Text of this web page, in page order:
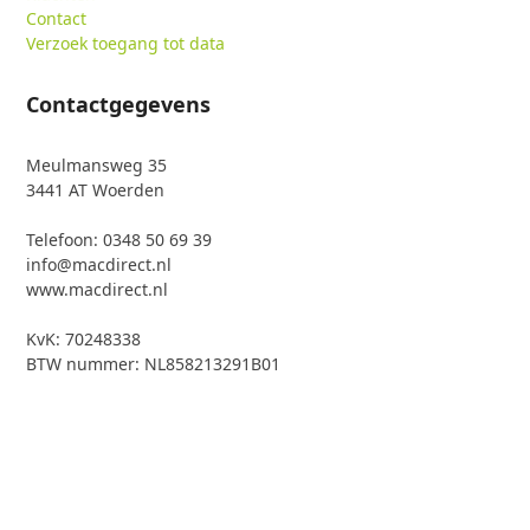
Contact
Verzoek toegang tot data
Contactgegevens
Meulmansweg 35
3441 AT Woerden
Telefoon: 0348 50 69 39
info@macdirect.nl
www.macdirect.nl
KvK: 70248338
BTW nummer: NL858213291B01